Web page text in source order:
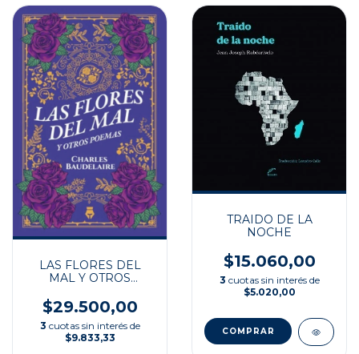
LAS FLORES DEL
MAL Y OTROS
$29.500,00
3 cuotas sin interés de
$9.833,33
TRAIDO DE LA
NOCHE
$15.060,00
3 cuotas sin interés de
$5.020,00